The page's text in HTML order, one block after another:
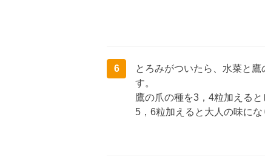
6
とろみがついたら、水菜と
す。
鷹の爪の種を3，4粒加えると
5，6粒加えると大人の味にな